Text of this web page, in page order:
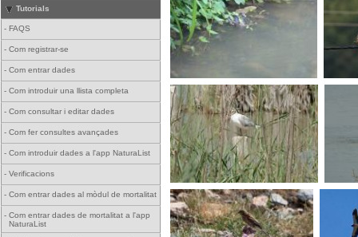
Tutorials
- FAQS
- Com registrar-se
- Com entrar dades
- Com introduir una llista completa
- Com consultar i editar dades
- Com fer consultes avançades
- Com introduir dades a l'app NaturaList
- Verificacions
- Com entrar dades al mòdul de mortalitat
- Com entrar dades de mortalitat a l'app
NaturaList